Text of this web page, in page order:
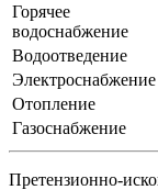
Горячее
водоснабжение
Водоотведение
Электроснабжение
Отопление
Газоснабжение
Претензионно-